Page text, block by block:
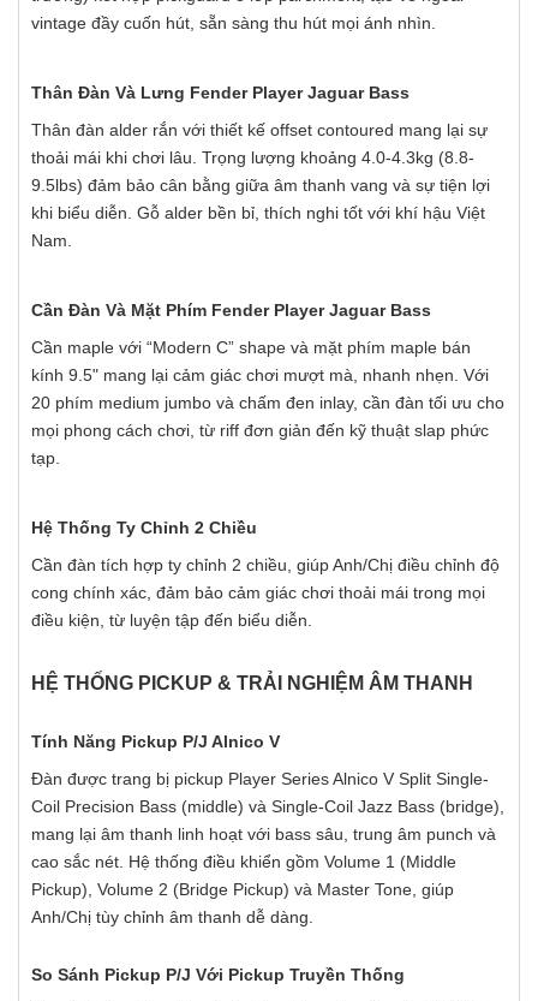
vintage đầy cuốn hút, sẵn sàng thu hút mọi ánh nhìn.
Thân Đàn Và Lưng Fender Player Jaguar Bass
Thân đàn alder rắn với thiết kế offset contoured mang lại sự
thoải mái khi chơi lâu. Trọng lượng khoảng 4.0-4.3kg (8.8-
9.5lbs) đảm bảo cân bằng giữa âm thanh vang và sự tiện lợi
khi biểu diễn. Gỗ alder bền bỉ, thích nghi tốt với khí hậu Việt
Nam.
Cần Đàn Và Mặt Phím Fender Player Jaguar Bass
Cần maple với “Modern C” shape và mặt phím maple bán
kính 9.5" mang lại cảm giác chơi mượt mà, nhanh nhẹn. Với
20 phím medium jumbo và chấm đen inlay, cần đàn tối ưu cho
mọi phong cách chơi, từ riff đơn giản đến kỹ thuật slap phức
tạp.
Hệ Thống Ty Chỉnh 2 Chiều
Cần đàn tích hợp ty chỉnh 2 chiều, giúp Anh/Chị điều chỉnh độ
cong chính xác, đảm bảo cảm giác chơi thoải mái trong mọi
điều kiện, từ luyện tập đến biểu diễn.
HỆ THỐNG PICKUP & TRẢI NGHIỆM ÂM THANH
Tính Năng Pickup P/J Alnico V
Đàn được trang bị pickup Player Series Alnico V Split Single-
Coil Precision Bass (middle) và Single-Coil Jazz Bass (bridge),
mang lại âm thanh linh hoạt với bass sâu, trung âm punch và
cao sắc nét. Hệ thống điều khiển gồm Volume 1 (Middle
Pickup), Volume 2 (Bridge Pickup) và Master Tone, giúp
Anh/Chị tùy chỉnh âm thanh dễ dàng.
So Sánh Pickup P/J Với Pickup Truyền Thống